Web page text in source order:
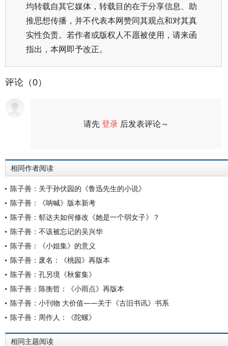
均转载自其它媒体，转载目的在于分享信息、助
推思想传播，并不代表本网赞同其观点和对其真
实性负责。若作者或版权人不愿被使用，请来函
指出，本网即予改正。
评论（0）
请先登录 后发表评论～
相同作者阅读
陈子善：关于孙伏园的《鲁迅先生的小说》
陈子善：《呐喊》版本新考
陈子善：郁达夫如何修改《她是一个弱女子》？
陈子善：不该被忘记的吴兴华
陈子善：《小姐集》的意义
陈子善：废名：《桃园》再版本
陈子善：孔另境《秋窗集》
陈子善：陈衡哲：《小雨点》再版本
陈子善：小刊物 大价值——关于《古旧书讯》书系
陈子善：周作人：《陀螺》
相同主题阅读